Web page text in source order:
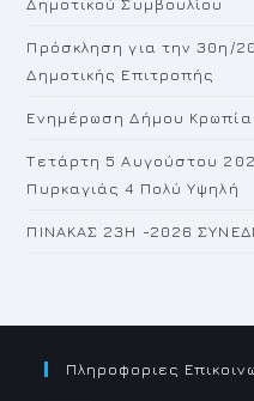
Πρόσκληση για την 30η/
Δημοτικής Επιτροπής
Ενημέρωση Δήμου
Τετάρτη 5 Αυγούστου
Πυρκαγιάς 4 Πολύ Υψηλή
ΠΙΝΑΚΑΣ 23H -2026
Πληροφοριες